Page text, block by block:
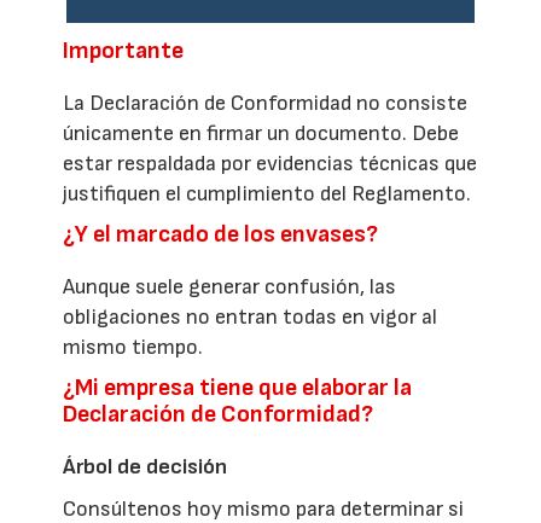
Importante
La Declaración de Conformidad no consiste
únicamente en firmar un documento. Debe
estar respaldada por evidencias técnicas que
justifiquen el cumplimiento del Reglamento.
¿Y el marcado de los envases?
Aunque suele generar confusión, las
obligaciones no entran todas en vigor al
mismo tiempo.
¿Mi empresa tiene que elaborar la
Declaración de Conformidad?
Árbol de decisión
Consúltenos hoy mismo para determinar si